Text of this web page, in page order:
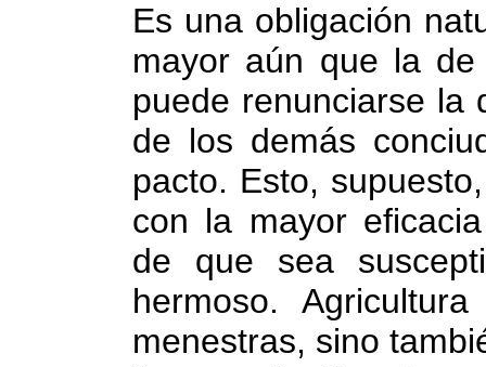
Es una obligación
mayor aún que la
puede renunciarse la
de los demás
pacto. Esto,
con la mayor
de que sea
hermoso.
menestras, sino